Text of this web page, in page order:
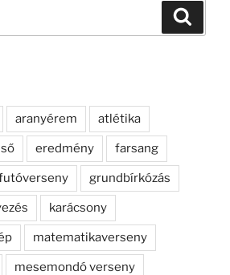
aranyérem atlétika
eredmény farsang
grundbírkózás
karácsony
matematikaverseny
mesemondó verseny